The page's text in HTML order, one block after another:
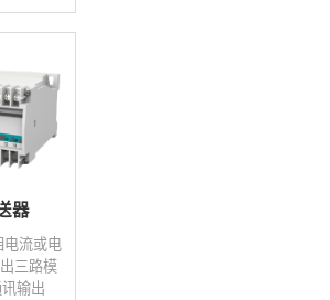
器
电流或电
三路模
输出